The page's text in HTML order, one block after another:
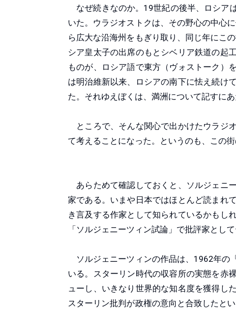
なぜ続きなのか。19世紀の後半、ロシア
いた。ウラジオストクは、その野心の中心
ら広大な沿海州をもぎり取り、同じ年にこ
シア皇太子の出席のもとシベリア鉄道の起
ものが、ロシア語で東方（ヴォストーク）
は明治維新以来、ロシアの南下に怯え続け
た。それゆえぼくは、満洲について記すに
ところで、そんな関心で出かけたウラジ
て考えることになった。というのも、この
あらためて確認しておくと、ソルジェニ
家である。いまや日本ではほとんど読まれ
き言及する作家として知られているかもし
「ソルジェニーツィン試論」で批評家とし
ソルジェニーツィンの作品は、1962年の
いる。スターリン時代の収容所の実態を赤
ューし、いきなり世界的な知名度を獲得し
スターリン批判が政権の意向と合致したと